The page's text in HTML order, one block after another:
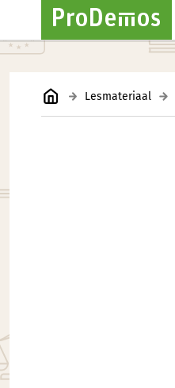
Lesmateriaal